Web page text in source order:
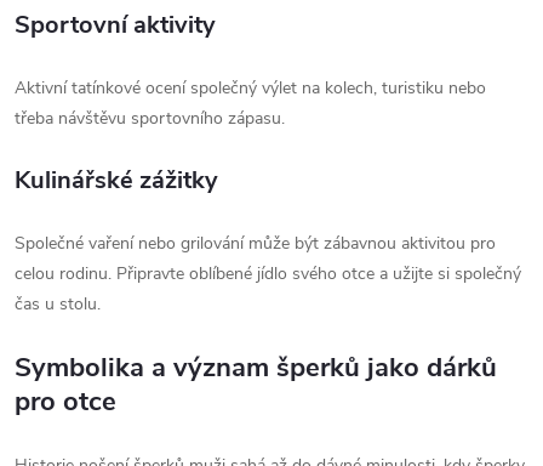
Sportovní aktivity
Aktivní tatínkové ocení společný výlet na kolech, turistiku nebo
třeba návštěvu sportovního zápasu.
Kulinářské zážitky
Společné vaření nebo grilování může být zábavnou aktivitou pro
celou rodinu. Připravte oblíbené jídlo svého otce a užijte si společný
čas u stolu.
Symbolika a význam šperků jako dárků
pro otce